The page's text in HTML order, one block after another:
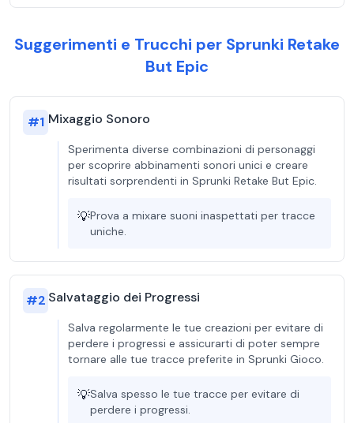
Suggerimenti e Trucchi per Sprunki Retake
But Epic
#1 Mixaggio Sonoro
Sperimenta diverse combinazioni di personaggi
per scoprire abbinamenti sonori unici e creare
risultati sorprendenti in Sprunki Retake But Epic.
💡Prova a mixare suoni inaspettati per tracce
uniche.
#2 Salvataggio dei Progressi
Salva regolarmente le tue creazioni per evitare di
perdere i progressi e assicurarti di poter sempre
tornare alle tue tracce preferite in Sprunki Gioco.
💡Salva spesso le tue tracce per evitare di
perdere i progressi.